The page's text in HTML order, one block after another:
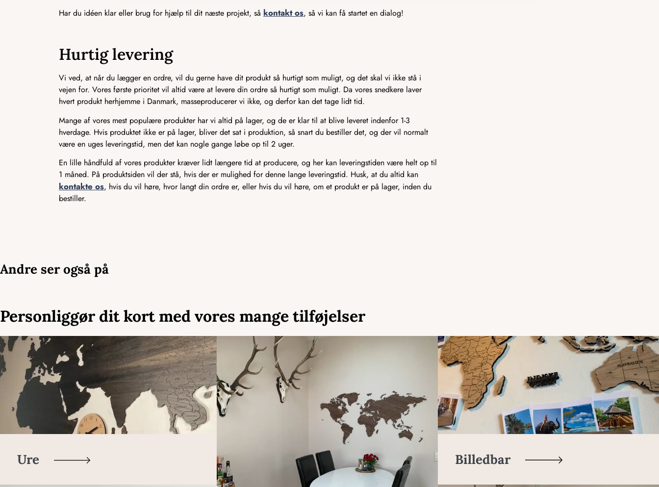
Har du idéen klar eller brug for hjælp til dit næste projekt, så kontakt os, så vi kan få startet en dialog!
Hurtig levering
Vi ved, at når du lægger en ordre, vil du gerne have dit produkt så hurtigt som muligt, og det skal vi ikke stå i
vejen for. Vores første prioritet vil altid være at levere din ordre så hurtigt som muligt. Da vores snedkere laver
hvert produkt herhjemme i Danmark, masseproducerer vi ikke, og derfor kan det tage lidt tid.
Mange af vores mest populære produkter har vi altid på lager, og de er klar til at blive leveret indenfor 1-3
hverdage. Hvis produktet ikke er på lager, bliver det sat i produktion, så snart du bestiller det, og der vil normalt
være en uges leveringstid, men det kan nogle gange løbe op til 2 uger.
En lille håndfuld af vores produkter kræver lidt længere tid at producere, og her kan leveringstiden være helt op til
1 måned. På produktsiden vil der stå, hvis der er mulighed for denne lange leveringstid. Husk, at du altid kan
kontakte os, hvis du vil høre, hvor langt din ordre er, eller hvis du vil høre, om et produkt er på lager, inden du
bestiller.
Andre ser også på
Personliggør dit kort med vores mange tilføjelser
Ure Billedbar